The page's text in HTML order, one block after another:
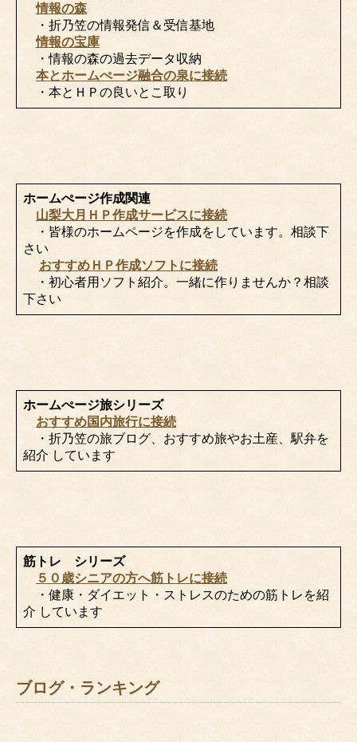
情報の森
・折乃笠の情報発信＆受信基地
情報の宝庫
・情報の森の過去データ収納
本とホームぺージ融合の泉に接続
・本とＨＰの良いとこ取り
ホームぺージ作成関連
山梨大月ＨＰ作成サービスに接続
・皆様のホームページを作成をしています。相談下
さい
おすすめＨＰ作成ソフトに接続
・初心者用ソフト紹介。一緒に作りませんか？相談
下さい
ホームぺージ旅シリーズ
おすすめ国内旅行に接続
・折乃笠の旅ブログ、おすすめ旅やお土産、駅弁を
紹介 しています
筋トレ シリーズ
５０歳シニアの方へ筋トレに接続
・健康・ダイエット・ストレスのための筋トレを紹
介 しています
ブログ・ランキング